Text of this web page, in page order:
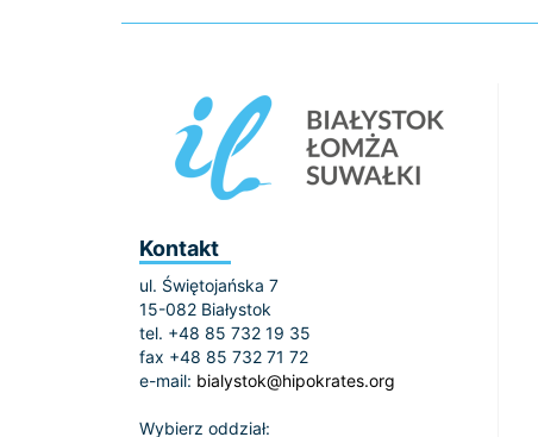
Kontakt
ul. Świętojańska 7
15-082 Białystok
tel. +48 85 732 19 35
fax +48 85 732 71 72
e-mail: bialystok@hipokrates.org
Wybierz oddział: